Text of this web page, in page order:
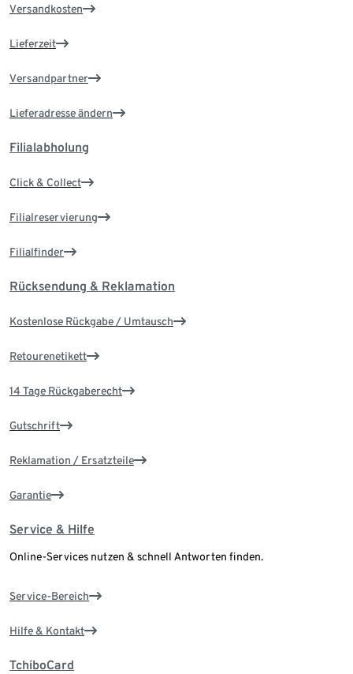
Versandkosten
Lieferzeit
Versandpartner
Lieferadresse ändern
Filialabholung
Click & Collect
Filialreservierung
Filialfinder
Rücksendung & Reklamation
Kostenlose Rückgabe / Umtausch
Retourenetikett
14 Tage Rückgaberecht
Gutschrift
Reklamation / Ersatzteile
Garantie
Service & Hilfe
Online-Services nutzen & schnell Antworten finden.
Service-Bereich
Hilfe & Kontakt
TchiboCard